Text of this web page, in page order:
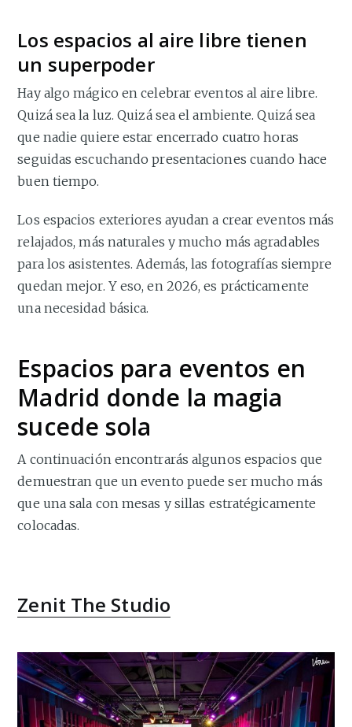
Los espacios al aire libre tienen
un superpoder
Hay algo mágico en celebrar eventos al aire libre.
Quizá sea la luz. Quizá sea el ambiente. Quizá sea
que nadie quiere estar encerrado cuatro horas
seguidas escuchando presentaciones cuando hace
buen tiempo.
Los espacios exteriores ayudan a crear eventos más
relajados, más naturales y mucho más agradables
para los asistentes. Además, las fotografías siempre
quedan mejor. Y eso, en 2026, es prácticamente
una necesidad básica.
Espacios para eventos en
Madrid donde la magia
sucede sola
A continuación encontrarás algunos espacios que
demuestran que un evento puede ser mucho más
que una sala con mesas y sillas estratégicamente
colocadas.
Zenit The Studio